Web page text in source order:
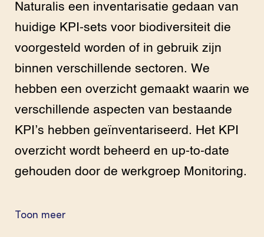
Naturalis een inventarisatie gedaan van
huidige KPI-sets voor biodiversiteit die
voorgesteld worden of in gebruik zijn
binnen verschillende sectoren. We
hebben een overzicht gemaakt waarin we
verschillende aspecten van bestaande
KPI’s hebben geïnventariseerd. Het KPI
overzicht wordt beheerd en up-to-date
gehouden door de werkgroep Monitoring.
Toon meer